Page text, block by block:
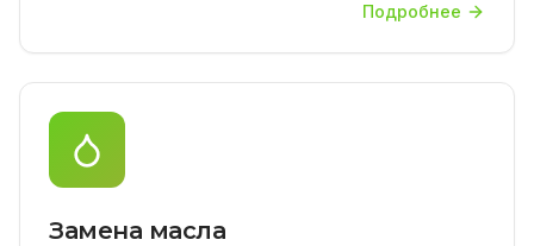
Подробнее
Замена масла